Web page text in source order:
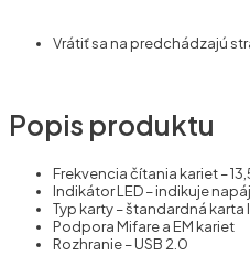
Vrátiť sa na predchádzajú
Popis produktu
Frekvencia čítania kariet –
Indikátor LED – indikuje
Typ karty – štandardná karta
Podpora Mifare a EM kariet
Rozhranie – USB 2.0